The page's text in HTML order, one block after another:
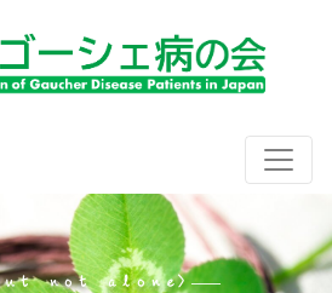
ｕｔ ｎｏｔ ａｌｏｎｅ〉――